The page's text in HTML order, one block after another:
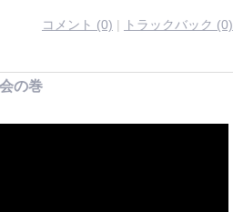
コメント (0) | トラックバック (0)
の巻